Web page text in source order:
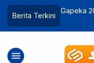
Berita Terkini
Daop 7
HGN
dan
menu